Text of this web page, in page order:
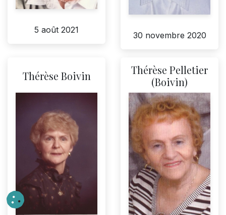
5 août 2021
30 novembre 2020
Thérèse Boivin
Thérèse Pelletier
(Boivin)